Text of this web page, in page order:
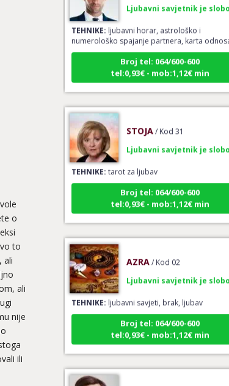
o
to
ali
ali
nije
ili
TEHNIKE:ljubavni horar, astrološko i
numerološko spajanje partnera, karta odnosa
Broj tel: 064/600-600
tel:0,93€ - mob:1,12€ min
TEHNIKE:tarot za ljubav
Broj tel: 064/600-600
tel:0,93€ - mob:1,12€ min
TEHNIKE:ljubavni savjeti, brak, ljubav
Broj tel: 064/600-600
tel:0,93€ - mob:1,12€ min